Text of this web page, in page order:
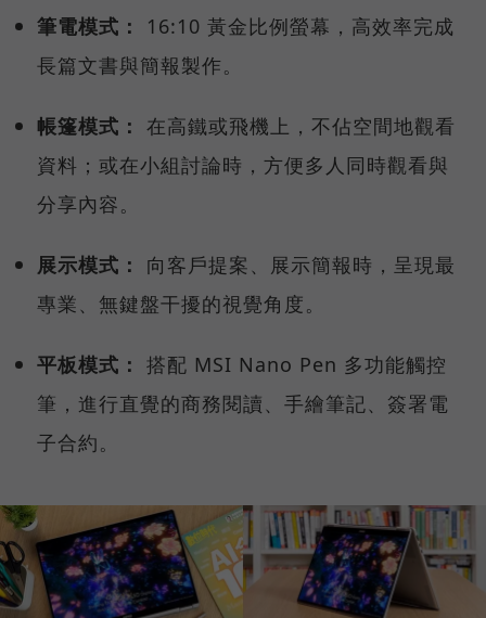
筆電模式：
16:10 黃金比例螢幕，高效率完成
長篇文書與簡報製作。
帳篷模式： 在高鐵或飛機上，不佔空間地觀看
資料；或在小組討論時，方便多人同時觀看與
分享內容。
展示模式：
向客戶提案、展示簡報時，呈現最
專業、無鍵盤干擾的視覺角度。
平板模式： 搭配 MSI Nano Pen 多功能觸控
筆，進行直覺的商務閱讀、手繪筆記、簽署電
子合約。